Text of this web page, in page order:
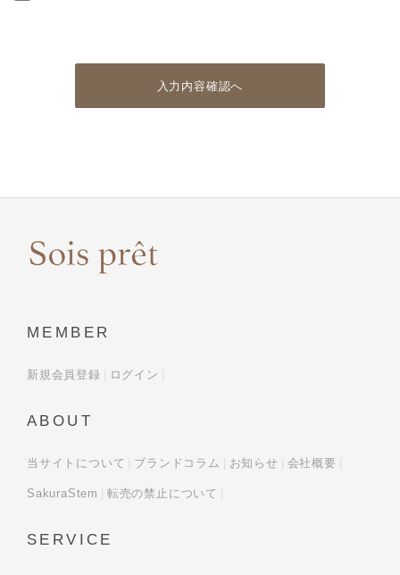
入力内容確認へ
MEMBER
新規会員登録 ログイン
ABOUT
当サイトについて ブランドコラム お知らせ 会社概要
SakuraStem 転売の禁止について
SERVICE